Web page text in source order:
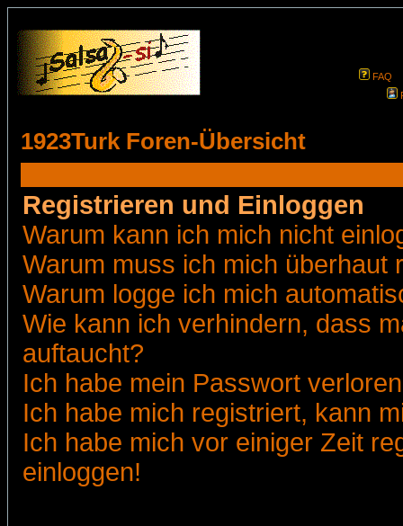
FAQ
1923Turk Foren-Übersicht
Registrieren und Einloggen
Warum kann ich mich nicht
Warum muss ich mich überhaut
Warum logge ich mich
Wie kann ich verhindern, dass
auftaucht?
Ich habe mein Passwort
Ich habe mich registriert, kann
Ich habe mich vor einiger Zeit
einloggen!